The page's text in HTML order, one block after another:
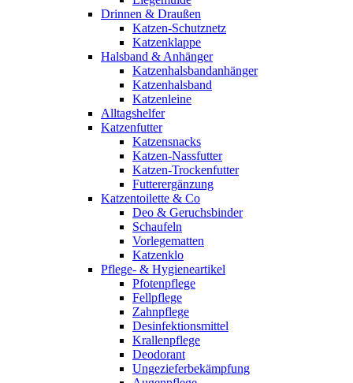
Drinnen & Draußen
Katzen-Schutznetz
Katzenklappe
Halsband & Anhänger
Katzenhalsbandanhänger
Katzenhalsband
Katzenleine
Alltagshelfer
Katzenfutter
Katzensnacks
Katzen-Nassfutter
Katzen-Trockenfutter
Futterergänzung
Katzentoilette & Co
Deo & Geruchsbinder
Schaufeln
Vorlegematten
Katzenklo
Pflege- & Hygieneartikel
Pfotenpflege
Fellpflege
Zahnpflege
Desinfektionsmittel
Krallenpflege
Deodorant
Ungezieferbekämpfung